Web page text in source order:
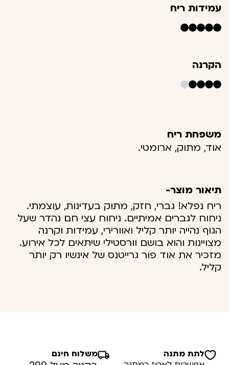
עמידות ריח
הקרנה
משפחת ריח
אוד, מתוק, ארומטי.
תיאור מוצר-
ריח נפלא! גברי, חזק, מתוק בעדינות, עוצמתי.
ניחוח לגברים אמיתיים. ניחוח עצי חם נהדר שעל
הגוף נהייה יותר קליל ואוורירי, עמידות וקרנה
מצויינות והוא בושם וורסטילי שיתאים לכל אירוע.
מזכיר את אוד פור גרייטנס של אינשיו רק יותר
קליל.
לתת מתנה
משלוח חינם